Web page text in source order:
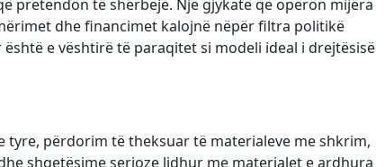
pretendon të shërbejë. Një gjykatë që operon mijëra
dhe financimet kalojnë nëpër filtra politikë
e vështirë të paraqitet si modeli ideal i drejtësisë
përdorim të theksuar të materialeve me shkrim,
shqetësime serioze lidhur me materialet e ardhura